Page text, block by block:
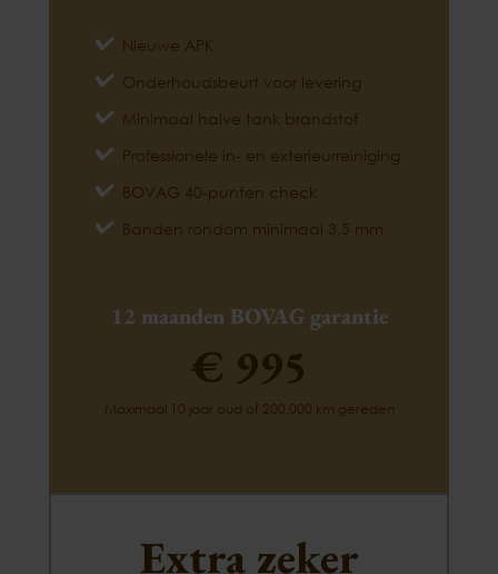
Nieuwe APK
Onderhoudsbeurt voor levering
Minimaal halve tank brandstof
Professionele in- en exterieurreiniging
BOVAG 40-punten check
Banden rondom minimaal 3,5 mm
12 maanden BOVAG garantie
€ 995
Maximaal 10 jaar oud of 200.000 km gereden
Extra zeker